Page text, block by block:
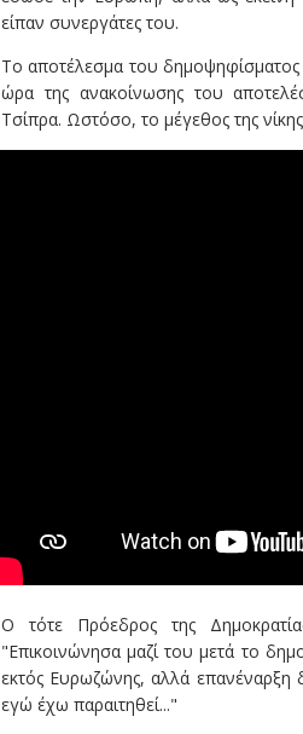
είπαν συνεργάτες του.
Το αποτέλεσμα του
ώρα της ανακοίνωσης του
Τσίπρα. Ωστόσο, το μέγεθος της
Ο τότε Πρόεδρος της
"Επικοινώνησα μαζί του μετά το
εκτός Ευρωζώνης, αλλά επανέναρξη
εγώ έχω παραιτηθεί..."